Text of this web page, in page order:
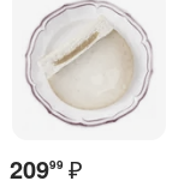
20999 ₽